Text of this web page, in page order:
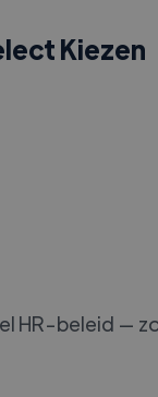
Kiezen
HR-beleid —